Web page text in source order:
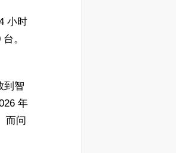
小时
。
到智
年
而问